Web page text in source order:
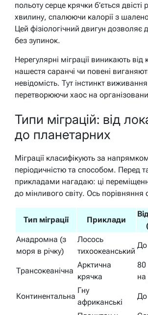
польоту серце крячки б’ється двісті
хвилину, спалюючи калорії з
Цей фізіологічний двигун дозволяє
без зупинок.
Нерегулярні міграції виникають від
нашестя саранчі чи повені
невідомість. Тут інстинкт
перетворюючи хаос на
Типи міграцій: від
до планетарних
Міграції класифікують за
періодичністю та способом. Перед
прикладами нагадаю: ці
до мінливого світу. Ось порівняння
Тип міграції Приклади
Анадромна (з
моря в річку)
Лосось
тихоокеанський
До
Трансокеанічна
Арктична
крячка
80
на
Континентальна
Гну
африканські
До